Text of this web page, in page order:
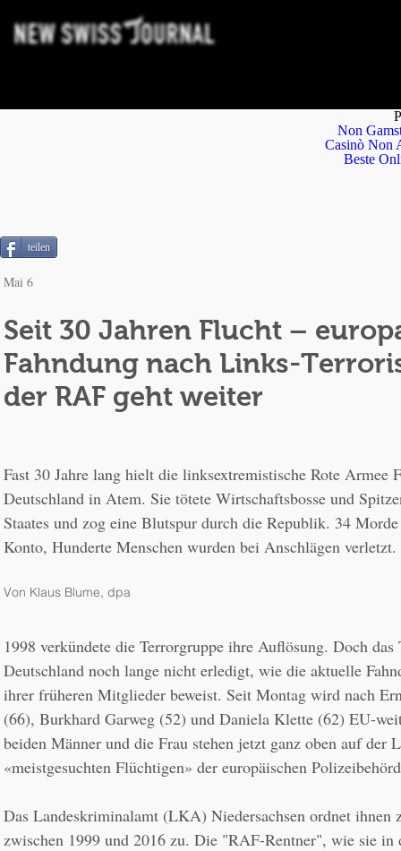
Mai 6
Seit 30 Jahren Flucht –
Fahndung nach Links-
der RAF geht weiter
Fast 30 Jahre lang hielt die linksextremistische Rote Armee
Deutschland in Atem. Sie tötete Wirtschaftsbosse und
Staates und zog eine Blutspur durch die Republik. 34
Konto, Hunderte Menschen wurden bei Anschlägen verletzt.
Von Klaus Blume, dpa
1998 verkündete die Terrorgruppe ihre Auflösung. Doch
Deutschland noch lange nicht erledigt, wie die aktuelle
ihrer früheren Mitglieder beweist. Seit Montag wird nach
(66), Burkhard Garweg (52) und Daniela Klette (62) EU-
beiden Männer und die Frau stehen jetzt ganz oben auf der
«meistgesuchten Flüchtigen» der europäischen
Das Landeskriminalamt (LKA) Niedersachsen ordnet ihnen
zwischen 1999 und 2016 zu. Die "RAF-Rentner", wie sie in
teilen
Non
Casinò Non
Beste